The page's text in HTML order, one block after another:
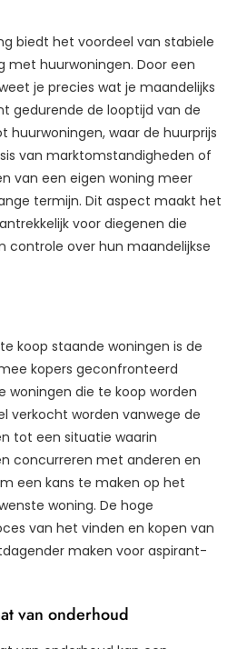
biedt het voordeel van stabiele
met huurwoningen. Door een
je precies wat je maandelijks
gedurende de looptijd van de
huurwoningen, waar de huurprijs
van marktomstandigheden of
van een eigen woning meer
termijn. Dit aspect maakt het
voor diegenen die
controle over hun maandelijkse
koop staande woningen is de
kopers geconfronteerd
woningen die te koop worden
verkocht worden vanwege de
tot een situatie waarin
concurreren met anderen en
een kans te maken op het
woning. De hoge
van het vinden en kopen van
maken voor aspirant-
van onderhoud